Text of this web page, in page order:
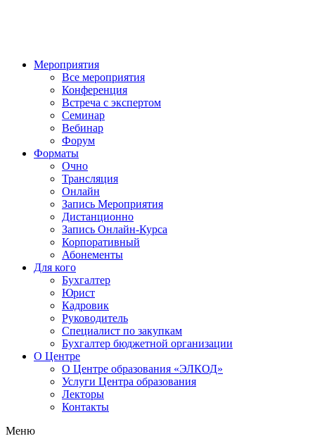
Мероприятия
Все мероприятия
Конференция
Встреча с экспертом
Семинар
Вебинар
Форум
Форматы
Очно
Трансляция
Онлайн
Запись Мероприятия
Дистанционно
Запись Онлайн-Курса
Корпоративный
Абонементы
Для кого
Бухгалтер
Юрист
Кадровик
Руководитель
Специалист по закупкам
Бухгалтер бюджетной организации
О Центре
О Центре образования «ЭЛКОД»
Услуги Центра образования
Лекторы
Контакты
Меню